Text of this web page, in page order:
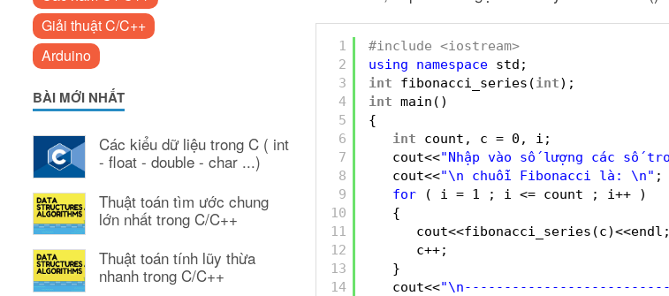
Giải thuật C/C++
Arduino
BÀI MỚI NHẤT
Các kiểu dữ liệu trong C ( int
- float - double - char ...)
Thuật toán tìm ước chung
lớn nhất trong C/C++
Thuật toán tính lũy thừa
nhanh trong C/C++
1
2
3
4
5
6
7
8
9
10
11
12
13
14
#include <iostream>
using
namespace std;
int
fibonacci_series(int);
int main()
{
int
count, c = 0, i;
cout<<"Nhập vào số lượng các số
cout<<"\n chuỗi Fibonacci là: \n" ;
for
( i = 1 ; i <= count ; i++ )
{
cout<<fibonacci_series(c)<<endl;
c++;
}
cout<<